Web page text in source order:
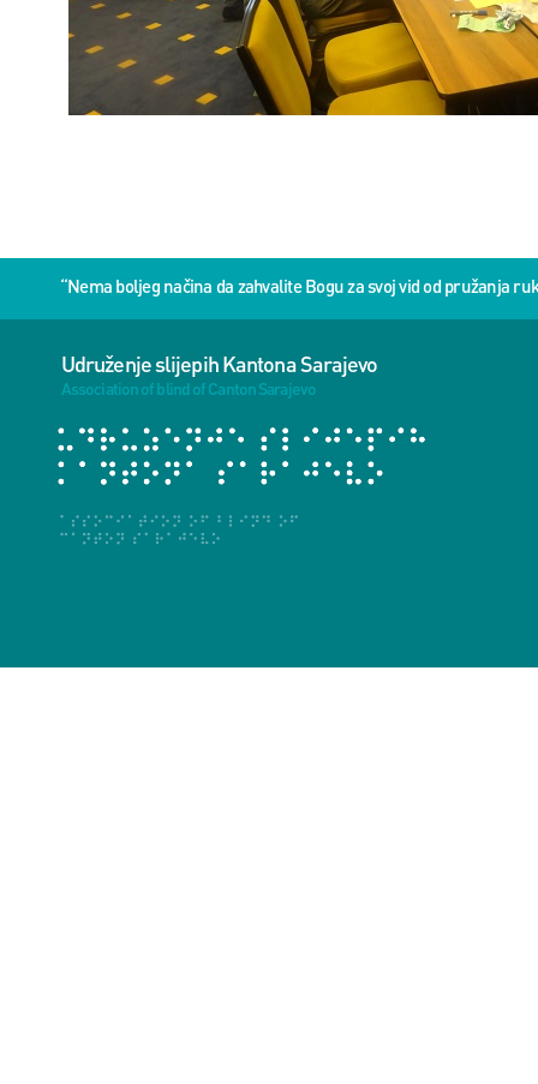
“Nema boljeg načina da zahvalite Bogu za svoj vid od pružanja
Udruženje slijepih Kantona Sarajevo
Association of blind of Canton Sarajevo